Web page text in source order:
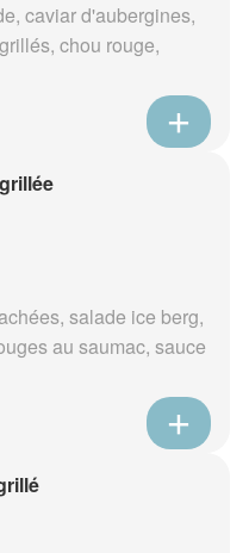
caviar d'aubergines,
chou rouge,
salade ice berg,
au saumac, sauce